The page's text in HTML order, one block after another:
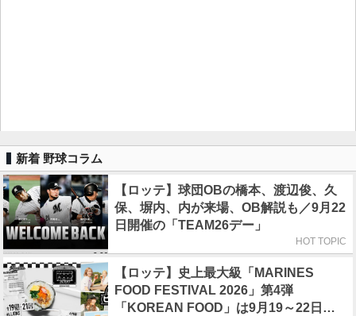
新着 野球コラム
【ロッテ】球団OBの橋本、渡辺俊、久
保、塀内、内が来場、OB解説も／9月22
日開催の「TEAM26デー」
HOT TOPIC
【ロッテ】史上最大級「MARINES
FOOD FESTIVAL 2026」第4弾
「KOREAN FOOD」は9月19～22日／